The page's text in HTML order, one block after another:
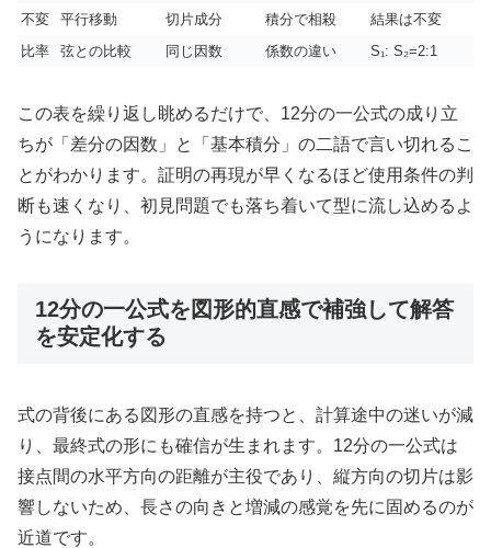
不変
平行移動 切片成分 積分で相殺
結果は不変
比率
弦との比較 同じ因数 係数の違い S₁: S₂=2:1
この表を繰り返し眺めるだけで、12分の一公式の成り立
ちが「差分の因数」と「基本積分」の二語で言い切れるこ
とがわかります。証明の再現が早くなるほど使用条件の判
断も速くなり、初見問題でも落ち着いて型に流し込めるよ
うになります。
12分の一公式を図形的直感で補強して解答
を安定化する
式の背後にある図形の直感を持つと、計算途中の迷いが減
り、最終式の形にも確信が生まれます。12分の一公式は
接点間の水平方向の距離が主役であり、縦方向の切片は影
響しないため、長さの向きと増減の感覚を先に固めるのが
近道です。